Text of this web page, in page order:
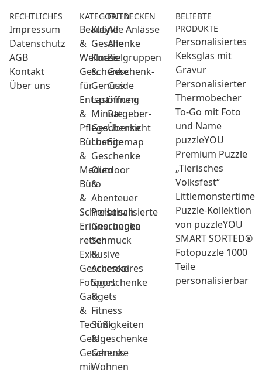
RECHTLICHES
Impressum
Datenschutz
AGB
Kontakt
Über uns
KATEGORIEN
Beauty
&
Wellness:
Geschenke
für
Entspannung
&
Pflege
Bücher
&
Medien
Büro
&
Schreibtisch
Erinnerungen
retten
Exklusive
Geschenke
Fotogeschenke
Gadgets
&
Technik
Geldgeschenke
Geschenke
mit
Kleine
Geschenke
Küche
&
Genuss
Last
Minute
Geschenke
Lustige
Geschenke
Outdoor
&
Abenteuer
Personalisierte
Geschenke
Schmuck
&
Accessoires
Sport
&
Fitness
Süßigkeiten
&
Genuss
Wohnen
ENTDECKEN
Alle Anlässe
Alle
Zielgruppen
Geschenk-
Guide
öffnen
Ratgeber-
Übersicht
Sitemap
BELIEBTE
PRODUKTE
Personalisiertes
Keksglas mit
Gravur
Personalisierter
Thermobecher
To-Go mit Foto
und Name
puzzleYOU
Premium Puzzle
„Tierisches
Volksfest“
Littlemonstertime
Puzzle-Kollektion
von puzzleYOU
SMART SORTED®
Fotopuzzle 1000
Teile
personalisierbar